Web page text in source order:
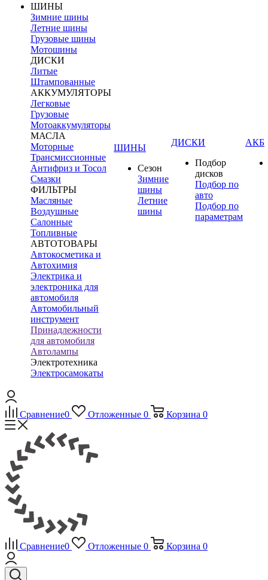
ШИНЫ
Зимние шины
Летние шины
Грузовые шины
Мотошины
ДИСКИ
Литые
Штампованные
АККУМУЛЯТОРЫ
Легковые
Грузовые
Мотоаккумуляторы
МАСЛА
Моторные
Трансмиссионные
Антифриз и Тосол
Смазки
ФИЛЬТРЫ
Масляные
Воздушные
Салонные
Топливные
АВТОТОВАРЫ
Автокосметика и
Автохимия
Электрика и
электроника для
автомобиля
Автомобильный
инструмент
Принадлежности
для автомобиля
Автолампы
Электротехника
Электросамокаты
ШИНЫ
Сезон
Зимние
шины
Летние
шины
ДИСКИ
Подбор
дисков
Подбор по
авто
Подбор по
параметрам
АКБ
Сравнение0 Отложенные 0 Корзина 0
Сравнение0 Отложенные 0 Корзина 0